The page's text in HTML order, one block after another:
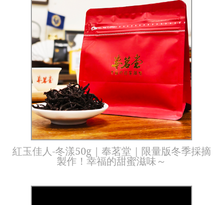
紅玉佳人-冬漾50g｜奉茗堂｜限量版冬季採摘
製作！幸福的甜蜜滋味～